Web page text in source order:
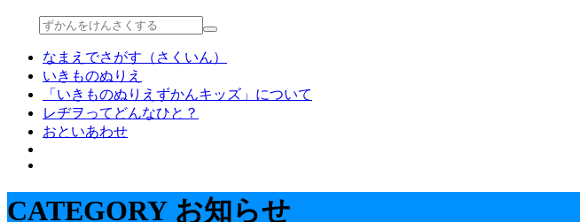
なまえでさがす（さくいん）
いきものぬりえ
「いきものぬりえずかんキッズ」について
レヂヲってどんなひと？
おといあわせ
CATEGORY お知らせ